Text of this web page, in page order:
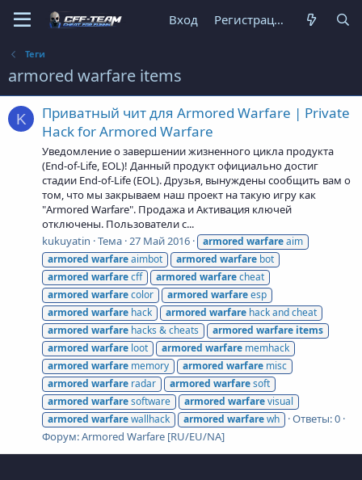
Вход Регистрация
Теги
armored warfare items
K
Приватный чит для Armored Warfare | Private
Hack for Armored Warfare
Уведомление о завершении жизненного цикла продукта
(End-of-Life, EOL)! Данный продукт официально достиг
стадии End-of-Life (EOL). Друзья, вынуждены сообщить вам о
том, что мы закрываем наш проект на такую игру как
"Armored Warfare". Продажа и Активация ключей
отключены. Пользователи с...
kukuyatin Тема 27 Май 2016 armored warfareaim
armored warfareaimbot armored warfare bot
armored warfarecff armored warfarecheat
armored warfarecolor armored warfareesp
armored warfare hack armored warfare hack and cheat
armored warfare hacks & cheats armored warfare items
armored warfare loot armored warfare memhack
armored warfare memory armored warfare misc
armored warfare radar armored warfaresoft
armored warfaresoftware armored warfarevisual
armored warfarewallhack armored warfarewh
Ответы: 0
Форум:Armored Warfare [RU/EU/NA]